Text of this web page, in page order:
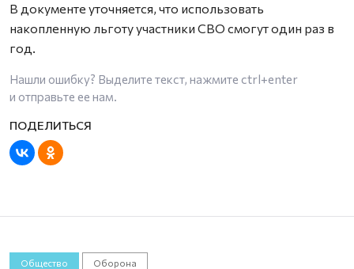
В документе уточняется, что использовать
накопленную льготу участники СВО смогут один раз в
год.
Нашли ошибку? Выделите текст, нажмите ctrl+enter
и отправьте ее нам.
Общество Оборона